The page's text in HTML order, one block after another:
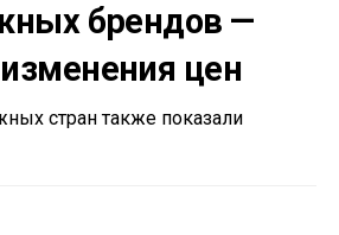
брендов —
цен
стран также показали